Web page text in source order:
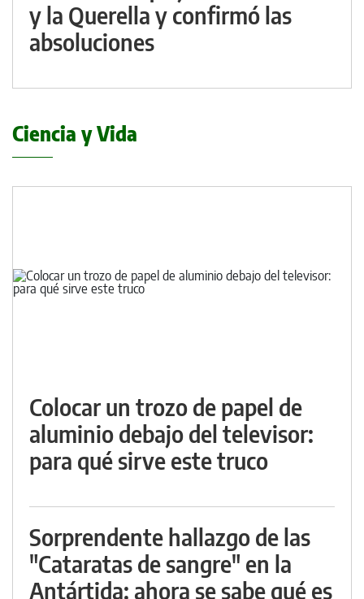
y la Querella y confirmó las
absoluciones
Ciencia y Vida
Colocar un trozo de papel de
aluminio debajo del televisor:
para qué sirve este truco
Sorprendente hallazgo de las
"Cataratas de sangre" en la
Antártida: ahora se sabe qué es